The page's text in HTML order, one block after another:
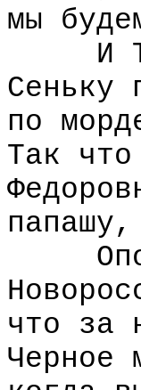
мы
И
Сеньку
по
Так
что за
Черное